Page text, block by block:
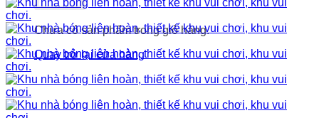
Chưa có sản phẩm trong giỏ hàng.
Quay trở lại cửa hàng